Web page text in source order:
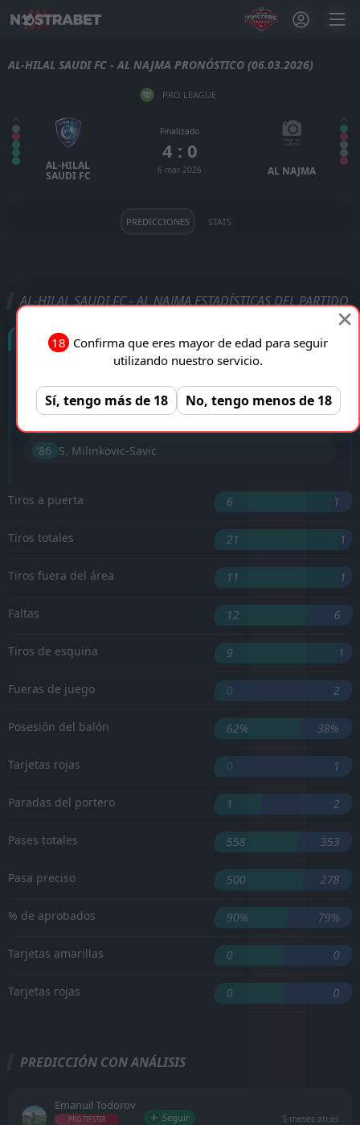
AL-HILAL SAUDI FC - AL NAJMA PRONÓSTICO (06.03.2026)
PRO LEAGUE
AL-HILAL
SAUDI FC
Finalizado
4 : 0
6 mar 2026 AL NAJMA
PREDICCIONES STATS
AL-HILAL SAUDI FC - AL NAJMA ESTADÍSTICAS DEL PARTIDO
Goles
'81 ︎ K. Benzema
'86 ︎ S. Milinkovic-Savic
Tiros a puerta 6 1
Tiros totales 21 1
Tiros fuera del área 11 1
Faltas 12 6
Tiros de esquina 9 1
Fueras de juego 0 2
Posesión del balón 62% 38%
Tarjetas rojas 0 1
Paradas del portero 1 2
Pases totales 558 353
Pasa preciso 500 278
% de aprobados 90% 79%
Tarjetas amarillas 0 0
Tarjetas rojas 0 0
PREDICCIÓN CON ANÁLISIS
Emanuil Todorov
PRO TIPSTER Seguir 5 meses atrás
18 Confirma que eres mayor de edad para seguir
utilizando nuestro servicio.
Sí, tengo más de 18 No, tengo menos de 18